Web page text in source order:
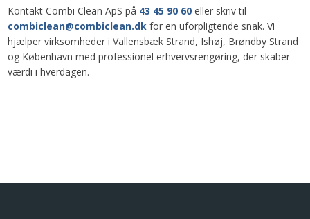
Kontakt Combi Clean ApS på 43 45 90 60eller skriv til
combiclean@combiclean.dkfor en uforpligtende snak. Vi
hjælper virksomheder i Vallensbæk Strand, Ishøj, Brøndby Strand
og København med professionel erhvervsrengøring, der skaber
værdi i hverdagen.